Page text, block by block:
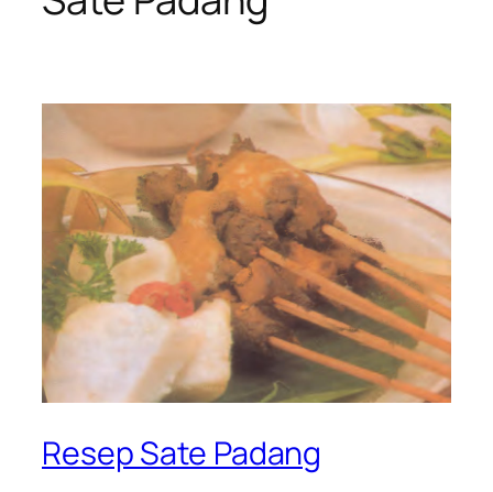
Resep Sate Padang